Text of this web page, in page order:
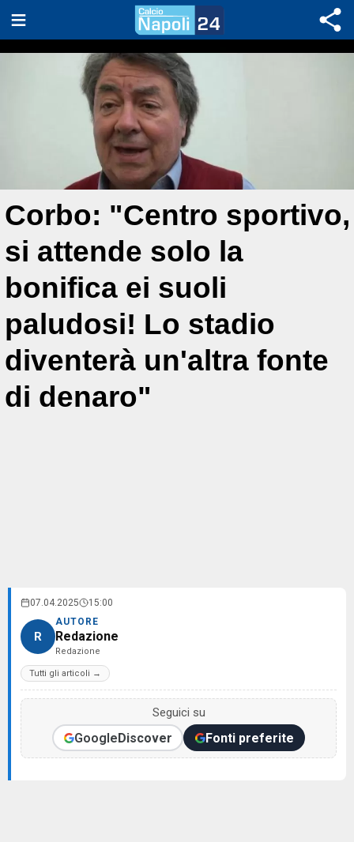
Corbo: "Centro sportivo,
si attende solo la
bonifica ei suoli
paludosi! Lo stadio
diventerà un'altra fonte
di denaro"
07.04.2025 15:00
R
AUTORE
Redazione
Redazione
Tutti gli articoli →
Seguici su
GoogleDiscover Fonti preferite